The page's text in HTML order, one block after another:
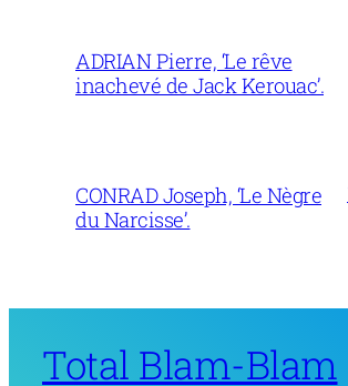
ADRIAN Pierre, ‘Le rêve
inachevé de Jack Kerouac’.
CONRAD Joseph, ‘Le Nègre
du Narcisse’.
Total Blam-Blam